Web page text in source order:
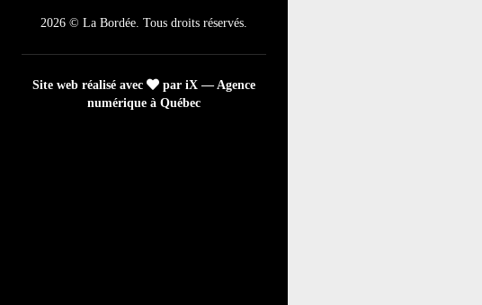
2026 © La Bordée. Tous droits réservés.
Site web réalisé avec
par iX — Agence
numérique à Québec